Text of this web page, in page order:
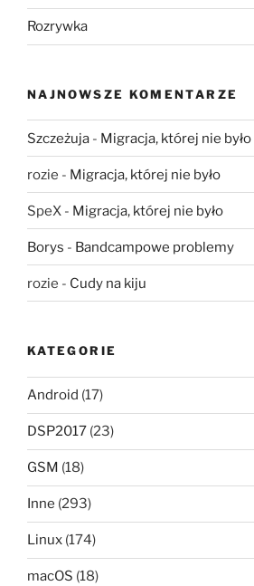
Rozrywka
NAJNOWSZE KOMENTARZE
Szczeżuja - Migracja, której nie było
rozie - Migracja, której nie było
SpeX - Migracja, której nie było
Borys - Bandcampowe problemy
rozie - Cudy na kiju
KATEGORIE
Android (17)
DSP2017 (23)
GSM (18)
Inne (293)
Linux (174)
macOS (18)